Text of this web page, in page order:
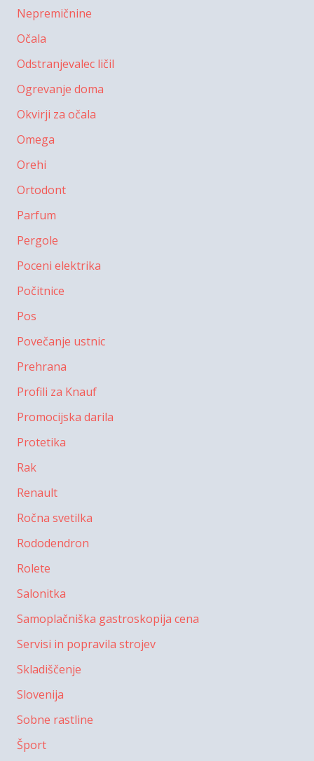
Nepremičnine
Očala
Odstranjevalec ličil
Ogrevanje doma
Okvirji za očala
Omega
Orehi
Ortodont
Parfum
Pergole
Poceni elektrika
Počitnice
Pos
Povečanje ustnic
Prehrana
Profili za Knauf
Promocijska darila
Protetika
Rak
Renault
Ročna svetilka
Rododendron
Rolete
Salonitka
Samoplačniška gastroskopija cena
Servisi in popravila strojev
Skladiščenje
Slovenija
Sobne rastline
Šport